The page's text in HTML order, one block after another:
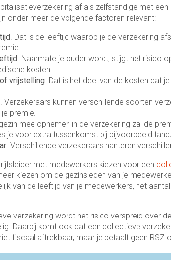
af als zelfstandige met
onder meer de volgende factoren relevant:
. Dat is de leeftijd waarop je de verzekering
. Naarmate je ouder wordt, stijgt het risico
kosten.
vrijstelling. Dat is het deel van de kosten dat
. Verzekeraars kunnen verschillende soorten
premie.
mee opnemen in de verzekering zal de
je voor extra tussenkomst bij bijvoorbeeld
. Verschillende verzekeraars hanteren
met medewerkers kiezen voor een
kiezen om de gezinsleden van je
van de leeftijd van je medewerkers, het
verzekering wordt het risico verspreid over
Daarbij komt ook dat een collectieve
fiscaal aftrekbaar, maar je betaalt geen RSZ